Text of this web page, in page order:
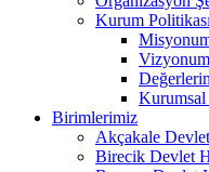
Kurum Politikası
Birimlerimiz
Akçakale
Birecik Devlet